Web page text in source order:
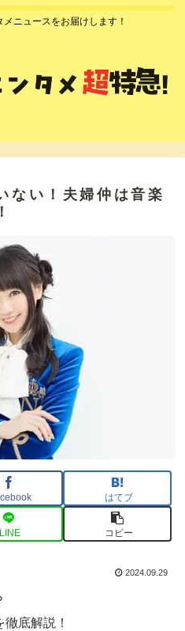
ニュースをお届けします！
ない！夫婦仲は音楽
はてブ
LINE コピー
2024.09.29
底解説！